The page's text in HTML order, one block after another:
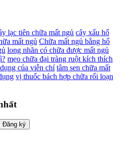
lạc tiên chữa mất ngủ cây xấu hổ
mất ngủ Chữa mất ngủ bằng hổ
long nhãn có chữa được mất ngủ
mẹo chữa đại tràng ruột kích thích
của viễn chí tâm sen chữa mất
vị thuốc bách hợp chữa rối loạn
Đăng ký